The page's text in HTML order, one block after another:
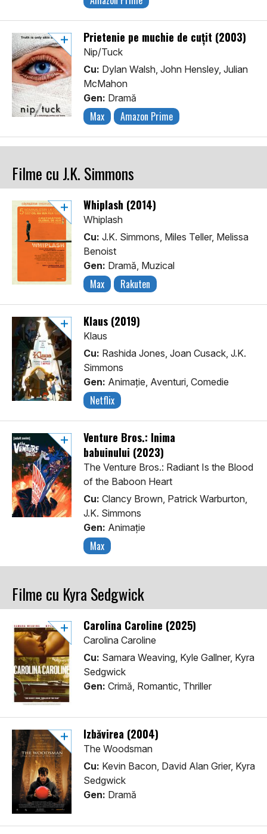
Prietenie pe muchie de cuțit (2003)
Nip/Tuck
Cu: Dylan Walsh, John Hensley, Julian
McMahon
Gen: Dramă
Max Amazon Prime
Filme cu J.K. Simmons
Whiplash (2014)
Whiplash
Cu: J.K. Simmons, Miles Teller, Melissa
Benoist
Gen: Dramă, Muzical
Max Rakuten
Klaus (2019)
Klaus
Cu: Rashida Jones, Joan Cusack, J.K.
Simmons
Gen: Animaţie, Aventuri, Comedie
Netflix
Venture Bros.: Inima
babuinului (2023)
The Venture Bros.: Radiant Is the Blood
of the Baboon Heart
Cu: Clancy Brown, Patrick Warburton,
J.K. Simmons
Gen: Animaţie
Max
Filme cu Kyra Sedgwick
Carolina Caroline (2025)
Carolina Caroline
Cu: Samara Weaving, Kyle Gallner, Kyra
Sedgwick
Gen: Crimă, Romantic, Thriller
Izbăvirea (2004)
The Woodsman
Cu: Kevin Bacon, David Alan Grier, Kyra
Sedgwick
Gen: Dramă